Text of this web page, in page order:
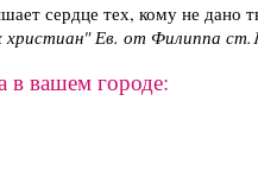
сердце тех, кому не
христиан" Ев. от Филиппа
в вашем городе: